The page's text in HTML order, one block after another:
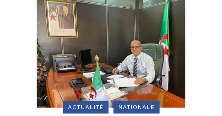
ACTUALITÉ NATIONALE